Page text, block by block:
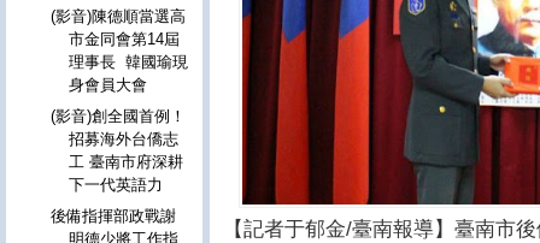
【記者于郁金/臺南報導】臺南市
(影音)陳德順當選高
市金同會第14屆
理事長 韓國瑜現
身會員大會
(影音)創全國首例！
招募海外台僑志
工 臺南市府深耕
下一代英語力
後備指揮部政戰謝
明德少將工作指